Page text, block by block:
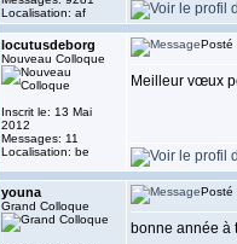
Localisation: af
locutusdeborg
Nouveau Colloque
Inscrit le: 13 Mai
2012
Messages: 11
Localisation: be
Posté
Meilleur vœux
youna
Grand Colloque
Posté
bonne année à